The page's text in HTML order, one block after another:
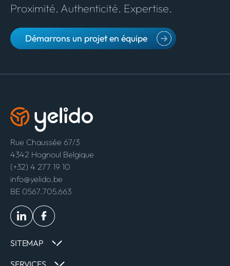
Proximité. Authenticité. Expertise.
Démarrons un projet en équipe
Rue Chaussée 67/3
4342 Hognoul Belgique
(+32) 4 277 19 10
info@yelido.be
BE 0567.705.663
SITEMAP
SERVICES